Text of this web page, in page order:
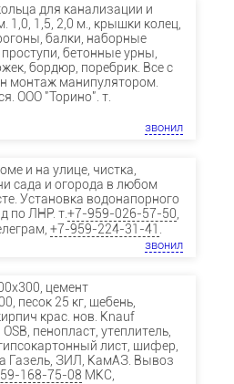
для канализации и
1,0, 1,5, 2,0 м., крышки колец,
балки, наборные
бетонные урны,
бордюр, поребрик. Все с
монтаж манипулятором.
ООО "Торино". т.
звонил
и на улице, чистка,
сада и огорода в любом
Установка водонапорного
по ЛНР. т.+7-959-026-57-50,
+7-959-224-31-41 .
звонил
цемент
песок 25 кг, щебень,
крас. нов. Knauf
пенопласт, утеплитель,
лист, шифер,
Газель, ЗИЛ, КамАЗ. Вывоз
168-75-08 МКС,